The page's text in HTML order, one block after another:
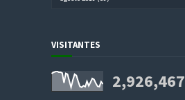
VISITANTES
2,926,467